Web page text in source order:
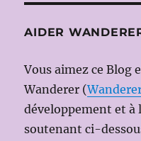
AIDER
Vous aimez ce Blog
Wanderer (
développement et à
soutenant ci-